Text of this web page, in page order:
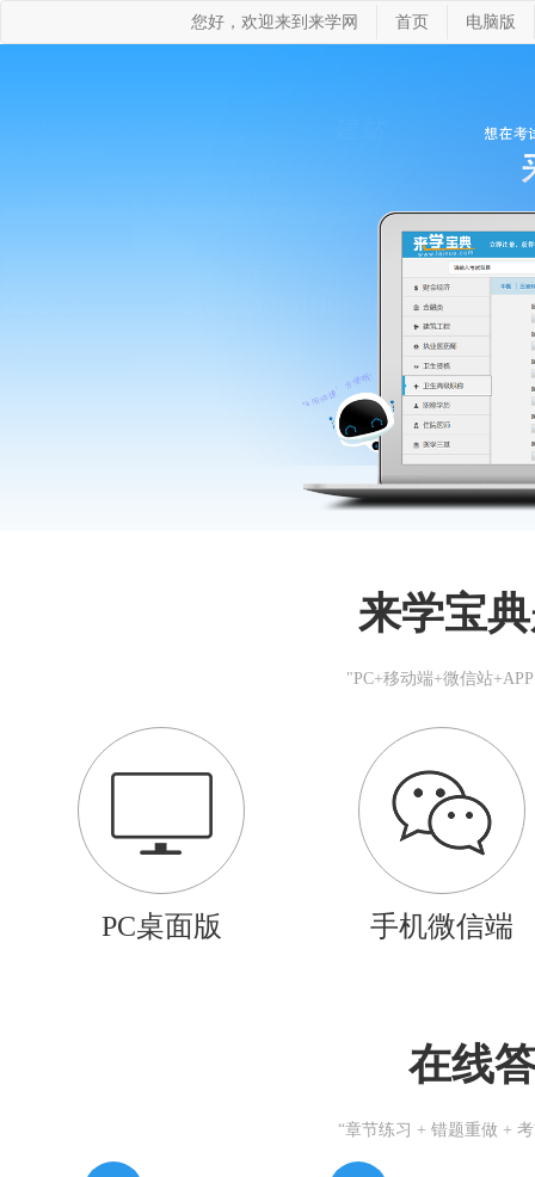
您好，欢迎来到来学网 首页 电脑版
来学宝
"PC+移动端+微信站
PC桌面版 手机微信端
在线
“章节练习 + 错题重做 +